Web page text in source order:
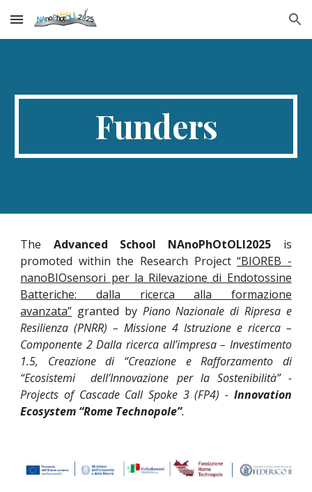
Skip to main content Skip to navigation
Funders
The Advanced School NAnoPhOtOLI2025 is
promoted within the Research Project“BIOREB -
nanoBIOsensori per la Rilevazione di Endotossine
Batteriche: dalla ricerca alla formazione
avanzata” granted by Piano Nazionale di Ripresa e
Resilienza (PNRR) – Missione 4 Istruzione e ricerca –
Componente 2 Dalla ricerca all’impresa – Investimento
1.5, Creazione di “Creazione e Rafforzamento di
“Ecosistemi dell’Innovazione per la Sostenibilità” -
Projects of Cascade Call Spoke 3 (FP4) - Innovation
Ecosystem “Rome Technopole”.